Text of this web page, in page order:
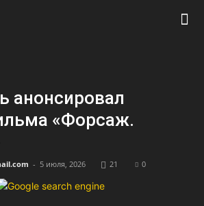
анонсировал
«Форсаж.
- 5 июля, 2026 21 0